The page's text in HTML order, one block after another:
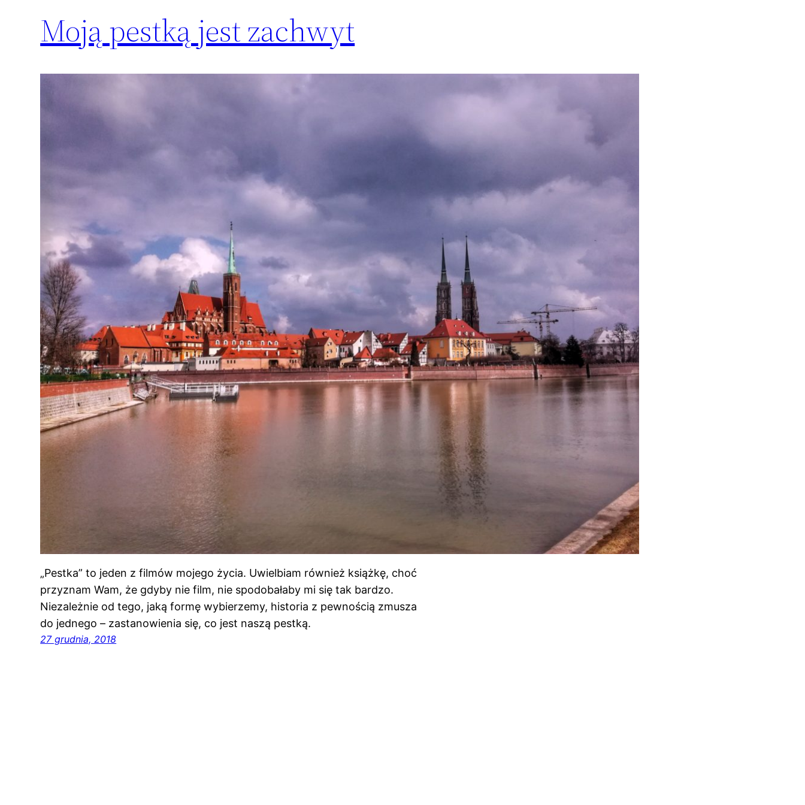
Moją pestką jest zachwyt
„Pestka” to jeden z filmów mojego życia. Uwielbiam również książkę, choć
przyznam Wam, że gdyby nie film, nie spodobałaby mi się tak bardzo.
Niezależnie od tego, jaką formę wybierzemy, historia z pewnością zmusza
do jednego – zastanowienia się, co jest naszą pestką.
27 grudnia, 2018